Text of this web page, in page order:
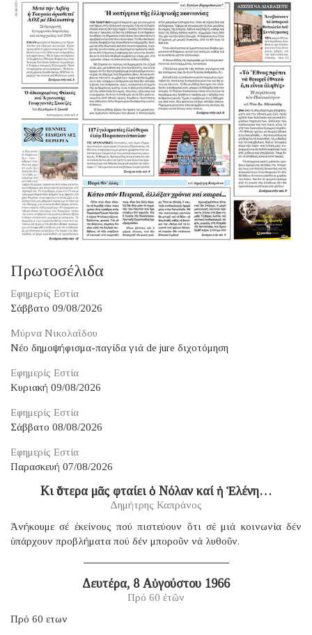
Πρωτοσέλιδα
Εφημερίς Εστία
Σάββατο 09/08/2026
Μύρνα Νικολαΐδου
Νέο δημοψήφισμα-παγίδα γιά de jure διχοτόμηση
Εφημερίς Εστία
Κυριακή 09/08/2026
Εφημερίς Εστία
Σάββατο 08/08/2026
Εφημερίς Εστία
Παρασκευή 07/08/2026
Κι ὕστερα μᾶς φταίει ὁ Νόλαν καί ἡ Ἑλένη…
Δημήτρης Καπράνος
Ἀνήκουμε σέ ἐκείνους πού πιστεύουν ὅτι σέ μιά κοινωνία δέν
ὑπάρχουν προβλήματα πού δέν μποροῦν νά λυθοῦν.
Δευτέρα, 8 Αὐγούστου 1966
Πρό 60 ἐτῶν
Πρό 60 ετων